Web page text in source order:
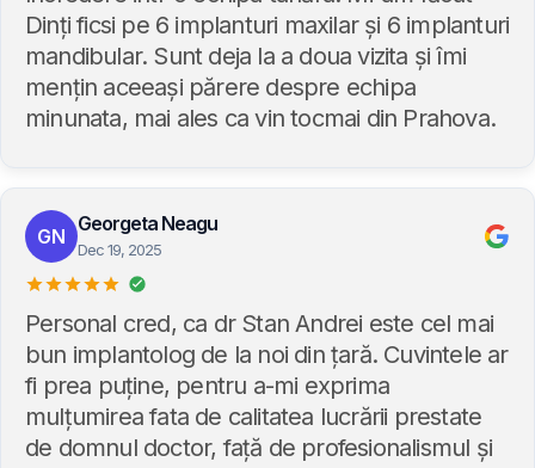
Dinți ficsi pe 6 implanturi maxilar și 6 implanturi
mandibular. Sunt deja la a doua vizita și îmi
mențin aceeași părere despre echipa
minunata, mai ales ca vin tocmai din Prahova.
GN
Georgeta Neagu
Dec 19, 2025
Personal cred, ca dr Stan Andrei este cel mai
bun implantolog de la noi din țară. Cuvintele ar
fi prea puține, pentru a-mi exprima
mulțumirea fata de calitatea lucrării prestate
de domnul doctor, față de profesionalismul și